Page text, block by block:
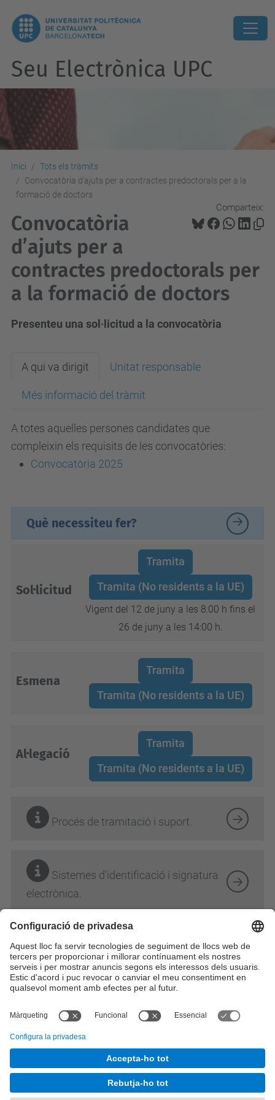
Seu Electrònica UPC
Inici
Tots els tràmits
Convocatòria d’ajuts per a contractes predoctorals per a la
formació de doctors
Comparteix:
Convocatòria
d’ajuts per a
contractes predoctorals per
a la formació de doctors
Presenteu una sol·licitud a la convocatòria
A qui va dirigit Unitat responsable
Més informació del tràmit
A totes aquelles persones candidates que
compleixin els requisits de les convocatòries:
Convocatòria 2025
Què necessiteu fer?
Sol·licitud
Tramita
Tramita (No residents a la UE)
Vigent del 12 de juny a les 8:00 h fins el
26 de juny a les 14:00 h.
Esmena
Tramita
Tramita (No residents a la UE)
Al·legació
Tramita
Tramita (No residents a la UE)
Procés de tramitació i suport.
Sistemes d'identificació i signatura
electrònica.
Àmbit: recerca Perfil: PDI
Perfil: PSR
Categoria: finançament i ajuts
Secretaria General